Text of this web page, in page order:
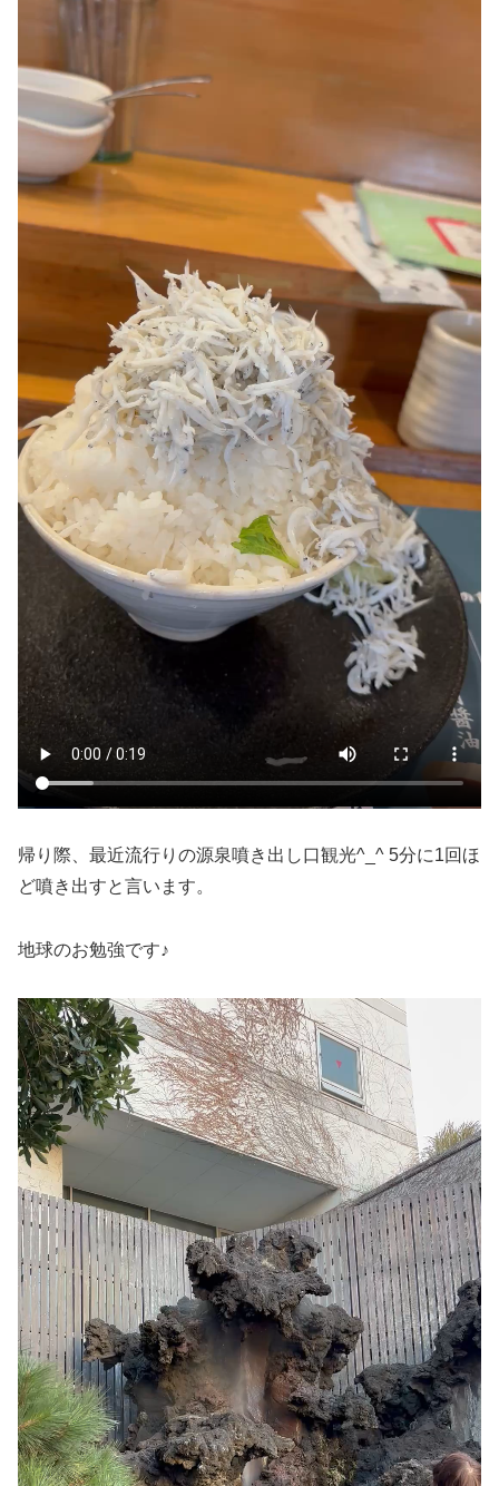
帰り際、最近流行りの源泉噴き出し口観光^_^ 5分に1回ほ
ど噴き出すと言います。
地球のお勉強です♪